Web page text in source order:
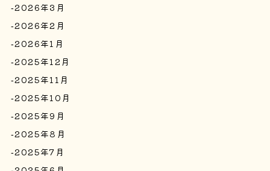
2026年3月
2026年2月
2026年1月
2025年12月
2025年11月
2025年10月
2025年9月
2025年8月
2025年7月